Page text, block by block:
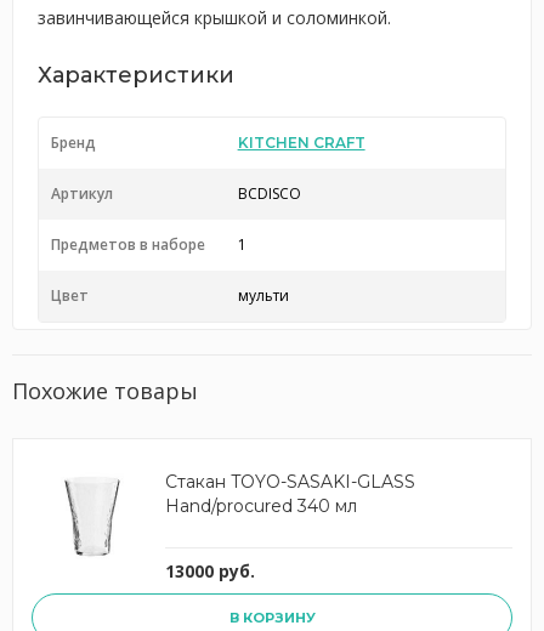
завинчивающейся крышкой и соломинкой.
Характеристики
Бренд KITCHEN CRAFT
Артикул BCDISCO
Предметов в наборе 1
Цвет мульти
Похожие товары
Стакан TOYO-SASAKI-GLASS
Hand/procured 340 мл
13000 руб.
В КОРЗИНУ